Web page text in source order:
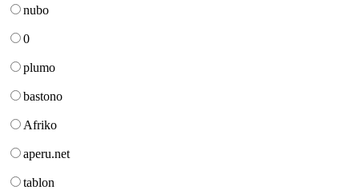
nubo
0
plumo
bastono
Afriko
aperu.net
tablon